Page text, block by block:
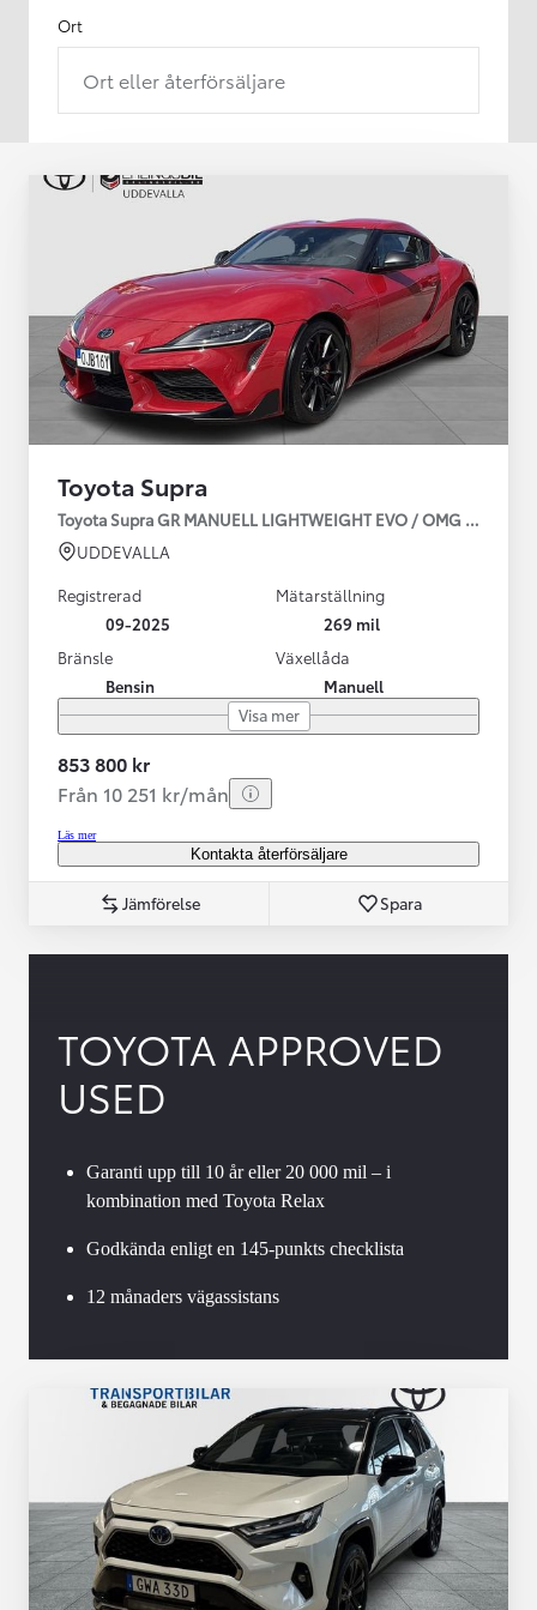
Ort
Ort eller återförsäljare
Toyota Supra
Toyota Supra GR MANUELL LIGHTWEIGHT EVO / OMG LEV!
UDDEVALLA
Registrerad
09-2025
Mätarställning
269 mil
Bränsle
Bensin
Växellåda
Manuell
Visa mer
853 800 kr
Från 10 251 kr/mån
Läs mer
Kontakta återförsäljare
Jämförelse Spara
TOYOTA APPROVED
USED
Garanti upp till 10 år eller 20 000 mil – i
kombination med Toyota Relax
Godkända enligt en 145-punkts checklista
12 månaders vägassistans